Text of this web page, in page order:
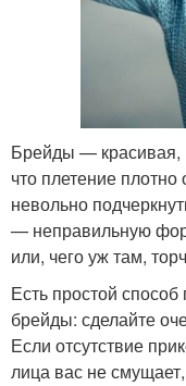
Брейды — красивая,
что плетение
невольно
— неправильную
или, чего уж там,
Есть простой
брейды: сделайте
Если отсутствие
лица вас не